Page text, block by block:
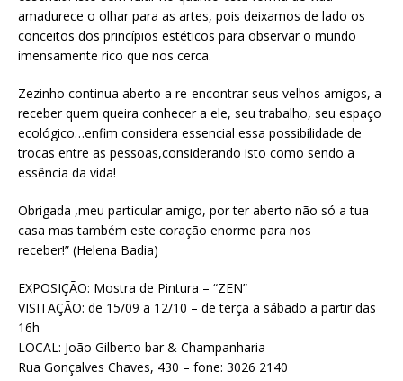
amadurece o olhar para as artes, pois deixamos de lado os
conceitos dos princípios estéticos para observar o mundo
imensamente rico que nos cerca.
Zezinho continua aberto a re-encontrar seus velhos amigos, a
receber quem queira conhecer a ele, seu trabalho, seu espaço
ecológico…enfim considera essencial essa possibilidade de
trocas entre as pessoas,considerando isto como sendo a
essência da vida!
Obrigada ,meu particular amigo, por ter aberto não só a tua
casa mas também este coração enorme para nos
receber!” (Helena Badia)
EXPOSIÇÃO: Mostra de Pintura – “ZEN”
VISITAÇÃO: de 15/09 a 12/10 – de terça a sábado a partir das
16h
LOCAL: João Gilberto bar & Champanharia
Rua Gonçalves Chaves, 430 – fone: 3026 2140